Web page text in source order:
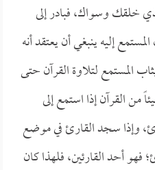
خلقك وسواك، فبادر إلى
إليه ينبغي أن يعتقد أنه
المستمع لتلاوة القرآن حتى
من القرآن إذا استمع إلى
وإذا سجد القارئ في موضع
فهو أحد القارئين، فلهذا كان